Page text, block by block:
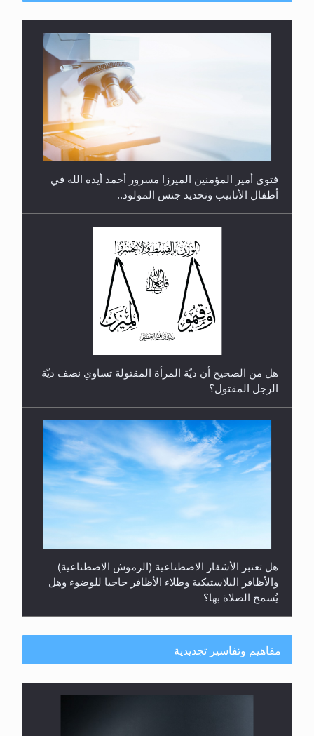
رأيٌ في لغة المسيح الموعود عليه السلام.. 4...
فتوى أمير المؤمنين الميرزا مسرور أحمد أيده الله في
أطفال الأنابيب وتحديد جنس المولود..
هل من الصحيح أن ديّة المرأة المقتولة تساوي نصف ديّة
الرجل المقتول؟
هل تعتبر الأشفار الاصطناعية (الرموش الاصطناعية)
والأظافر البلاستيكية وطلاء الأظافر حاجبا للوضوء وهل
يُسمح الصلاة بها؟
مفاهيم وتفاسير تجديدية